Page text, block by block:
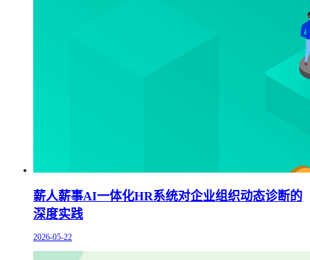
薪人薪事AI一体化HR系统对企业组织动态诊断的
深度实践
2026-05-22